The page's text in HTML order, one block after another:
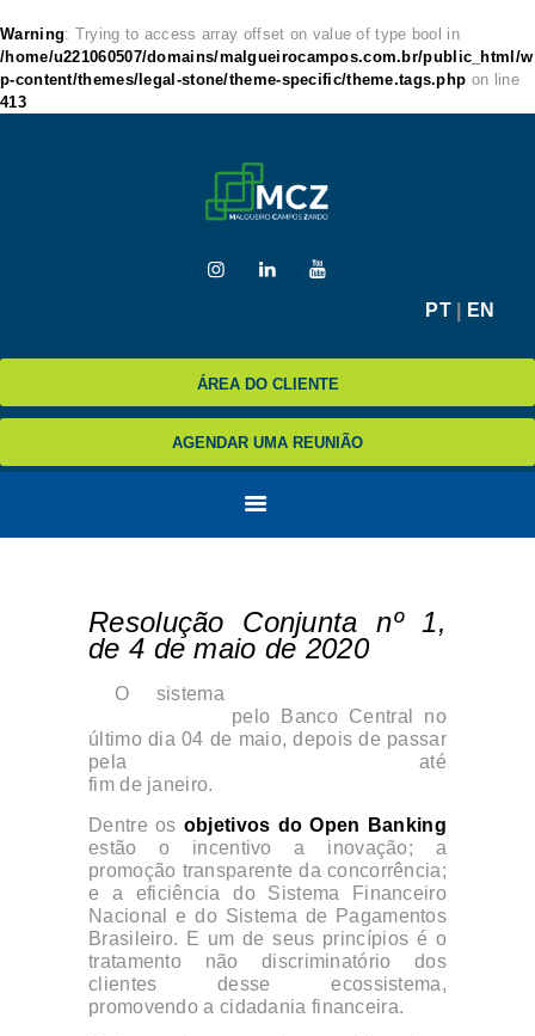
Warning: Trying to access array offset on value of type bool in
/home/u221060507/domains/malgueirocampos.com.br/public_html/w
p-content/themes/legal-stone/theme-specific/theme.tags.php on line
413
PT| EN
ÁREA DO CLIENTE
AGENDAR UMA REUNIÃO
EXPERTISE
NA MÍDIA
Resolução Conjunta nº 1,
de 4 de maio de 2020
O sistema
pelo Banco Central no
último dia 04 de maio, depois de passar
pela
até
fim de janeiro.
Dentre os objetivos do Open Banking
estão o incentivo a inovação; a
promoção transparente da concorrência;
e a eficiência do Sistema Financeiro
Nacional e do Sistema de Pagamentos
Brasileiro. E um de seus princípios é o
tratamento não discriminatório dos
clientes desse ecossistema,
promovendo a cidadania financeira.